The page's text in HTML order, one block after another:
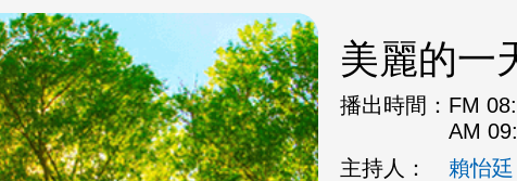
美麗的一
播出時間： FM
AM
主持人：
賴怡廷